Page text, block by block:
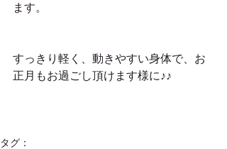
ます。
すっきり軽く、動きやすい身体で、お
正月もお過ごし頂けます様に♪♪
タグ：